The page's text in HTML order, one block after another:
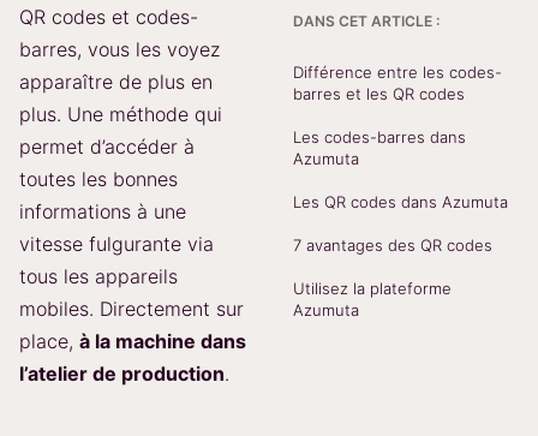
QR codes et codes-
barres, vous les voyez
apparaître de plus en
plus. Une méthode qui
permet d’accéder à
toutes les bonnes
informations à une
vitesse fulgurante via
tous les appareils
mobiles. Directement sur
place, à la machine dans
l’atelier de production.
DANS CET ARTICLE :
Différence entre les codes-
barres et les QR codes
Les codes-barres dans
Azumuta
Les QR codes dans Azumuta
7 avantages des QR codes
Utilisez la plateforme
Azumuta